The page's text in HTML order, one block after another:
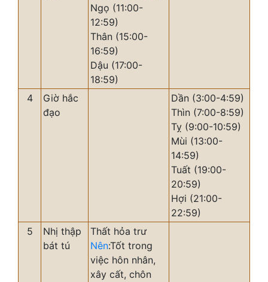
Ngọ (11:00-
12:59)
Thân (15:00-
16:59)
Dậu (17:00-
18:59)
4
Giờ hắc
đạo
Dần (3:00-4:59)
Thìn (7:00-8:59)
Tỵ (9:00-10:59)
Mùi (13:00-
14:59)
Tuất (19:00-
20:59)
Hợi (21:00-
22:59)
5
Nhị thập
bát tú
Thất hỏa trư
Nên:Tốt trong
việc hôn nhân,
xây cất, chôn